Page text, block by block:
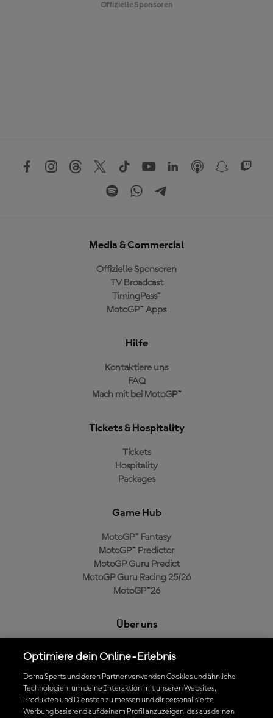
Offizielle Sponsoren
Media & Commercial
Offizielle Sponsoren
TV Broadcast
TimingPass™
MotoGP™ Apps
Hilfe
Kontaktiere uns
FAQ
Mach mit bei MotoGP™
Tickets & Hospitality
Tickets
Hospitality
Packages
Game Hub
MotoGP™ Fantasy
MotoGP™ Predictor
MotoGP Guru Predict
MotoGP Guru Racing 25/26
MotoGP™26
Über uns
Cookie-Richtlinien
Geschäftsbedingungen
Datenschutzrichtlinien
Kaufrichtlinie
Optimiere dein Online-Erlebnis
Dorna Sports und deren Partner verwenden Cookies und ähnliche
Technologien, um deine Interaktion mit unseren Websites,
Produkten und Diensten zu messen und dir personalisierte
Werbung basierend auf deinem Profil anzuzeigen, das aus deinen